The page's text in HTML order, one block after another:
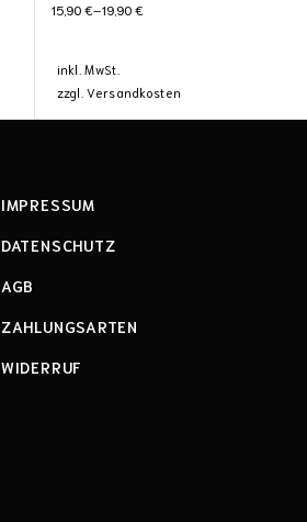
15,90€–19,90€
inkl. MwSt.
zzgl.Versandkosten
IMPRESSUM
DATENSCHUTZ
AGB
ZAHLUNGSARTEN
WIDERRUF